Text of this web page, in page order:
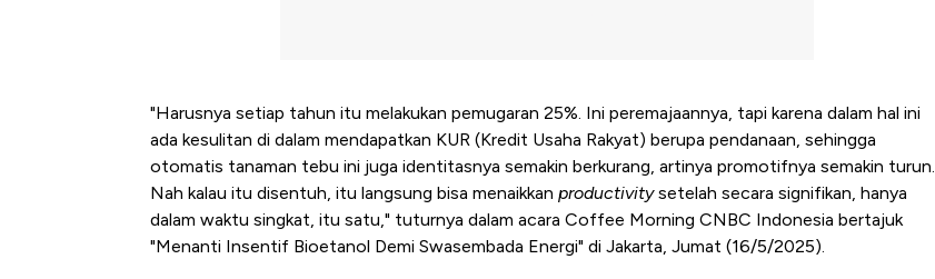
"Harusnya setiap tahun itu melakukan pemugaran 25%. Ini peremajaannya, tapi karena dalam hal ini
ada kesulitan di dalam mendapatkan KUR (Kredit Usaha Rakyat) berupa pendanaan, sehingga
otomatis tanaman tebu ini juga identitasnya semakin berkurang, artinya promotifnya semakin turun.
Nah kalau itu disentuh, itu langsung bisa menaikkan productivitysetelah secara signifikan, hanya
dalam waktu singkat, itu satu," tuturnya dalam acara Coffee Morning CNBC Indonesia bertajuk
"Menanti Insentif Bioetanol Demi Swasembada Energi" di Jakarta, Jumat (16/5/2025).